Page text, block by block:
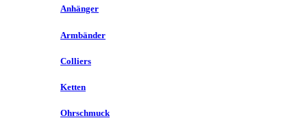
Anhänger
Armbänder
Colliers
Ketten
Ohrschmuck